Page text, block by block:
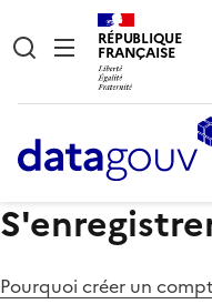
RÉPUBLIQUE
FRANÇAISE
Pourquoi créer un